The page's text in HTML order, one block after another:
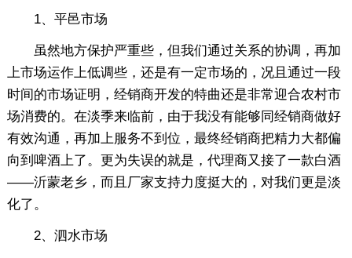
1、平邑市场
虽然地方保护严重些，但我们通过关系的协调，再加
上市场运作上低调些，还是有一定市场的，况且通过一段
时间的市场证明，经销商开发的特曲还是非常迎合农村市
场消费的。在淡季来临前，由于我没有能够同经销商做好
有效沟通，再加上服务不到位，最终经销商把精力大都偏
向到啤酒上了。更为失误的就是，代理商又接了一款白酒
——沂蒙老乡，而且厂家支持力度挺大的，对我们更是淡
化了。
2、泗水市场